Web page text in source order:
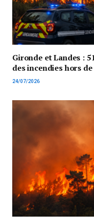
Gironde et Landes :
des incendies hors
24/07/2026